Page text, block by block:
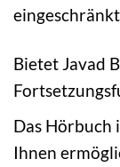
Bietet Javad
Das Hörbuch
Ihnen